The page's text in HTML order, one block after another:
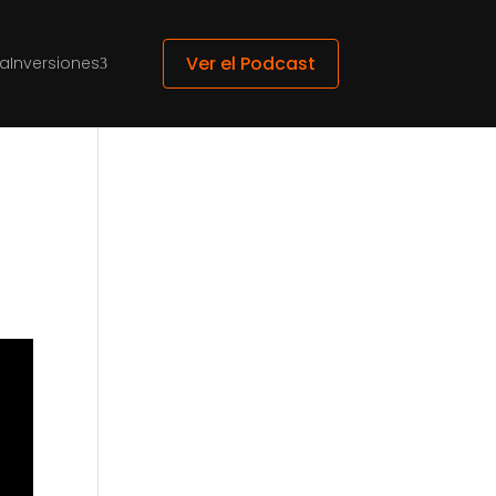
Inversiones3 Ver el Podcast